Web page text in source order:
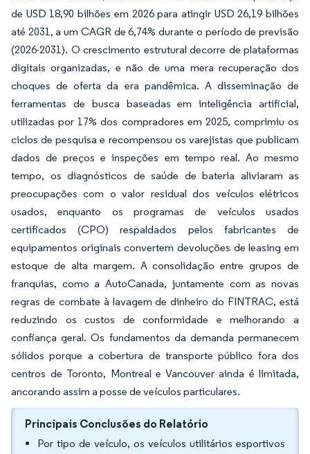
de USD 18,90 bilhões em 2026 para atingir USD 26,19 bilhões
até 2031, a um CAGR de 6,74% durante o período de previsão
(2026-2031). O crescimento estrutural decorre de plataformas
digitais organizadas, e não de uma mera recuperação dos
choques de oferta da era pandêmica. A disseminação de
ferramentas de busca baseadas em inteligência artificial,
utilizadas por 17% dos compradores em 2025, comprimiu os
ciclos de pesquisa e recompensou os varejistas que publicam
dados de preços e inspeções em tempo real. Ao mesmo
tempo, os diagnósticos de saúde de bateria aliviaram as
preocupações com o valor residual dos veículos elétricos
usados, enquanto os programas de veículos usados
certificados (CPO) respaldados pelos fabricantes de
equipamentos originais convertem devoluções de leasing em
estoque de alta margem. A consolidação entre grupos de
franquias, como a AutoCanada, juntamente com as novas
regras de combate à lavagem de dinheiro do FINTRAC, está
reduzindo os custos de conformidade e melhorando a
confiança geral. Os fundamentos da demanda permanecem
sólidos porque a cobertura de transporte público fora dos
centros de Toronto, Montreal e Vancouver ainda é limitada,
ancorando assim a posse de veículos particulares.
Principais Conclusões do Relatório
Por tipo de veículo, os veículos utilitários esportivos